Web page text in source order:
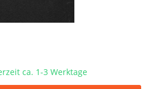
ca. 1-3 Werktage